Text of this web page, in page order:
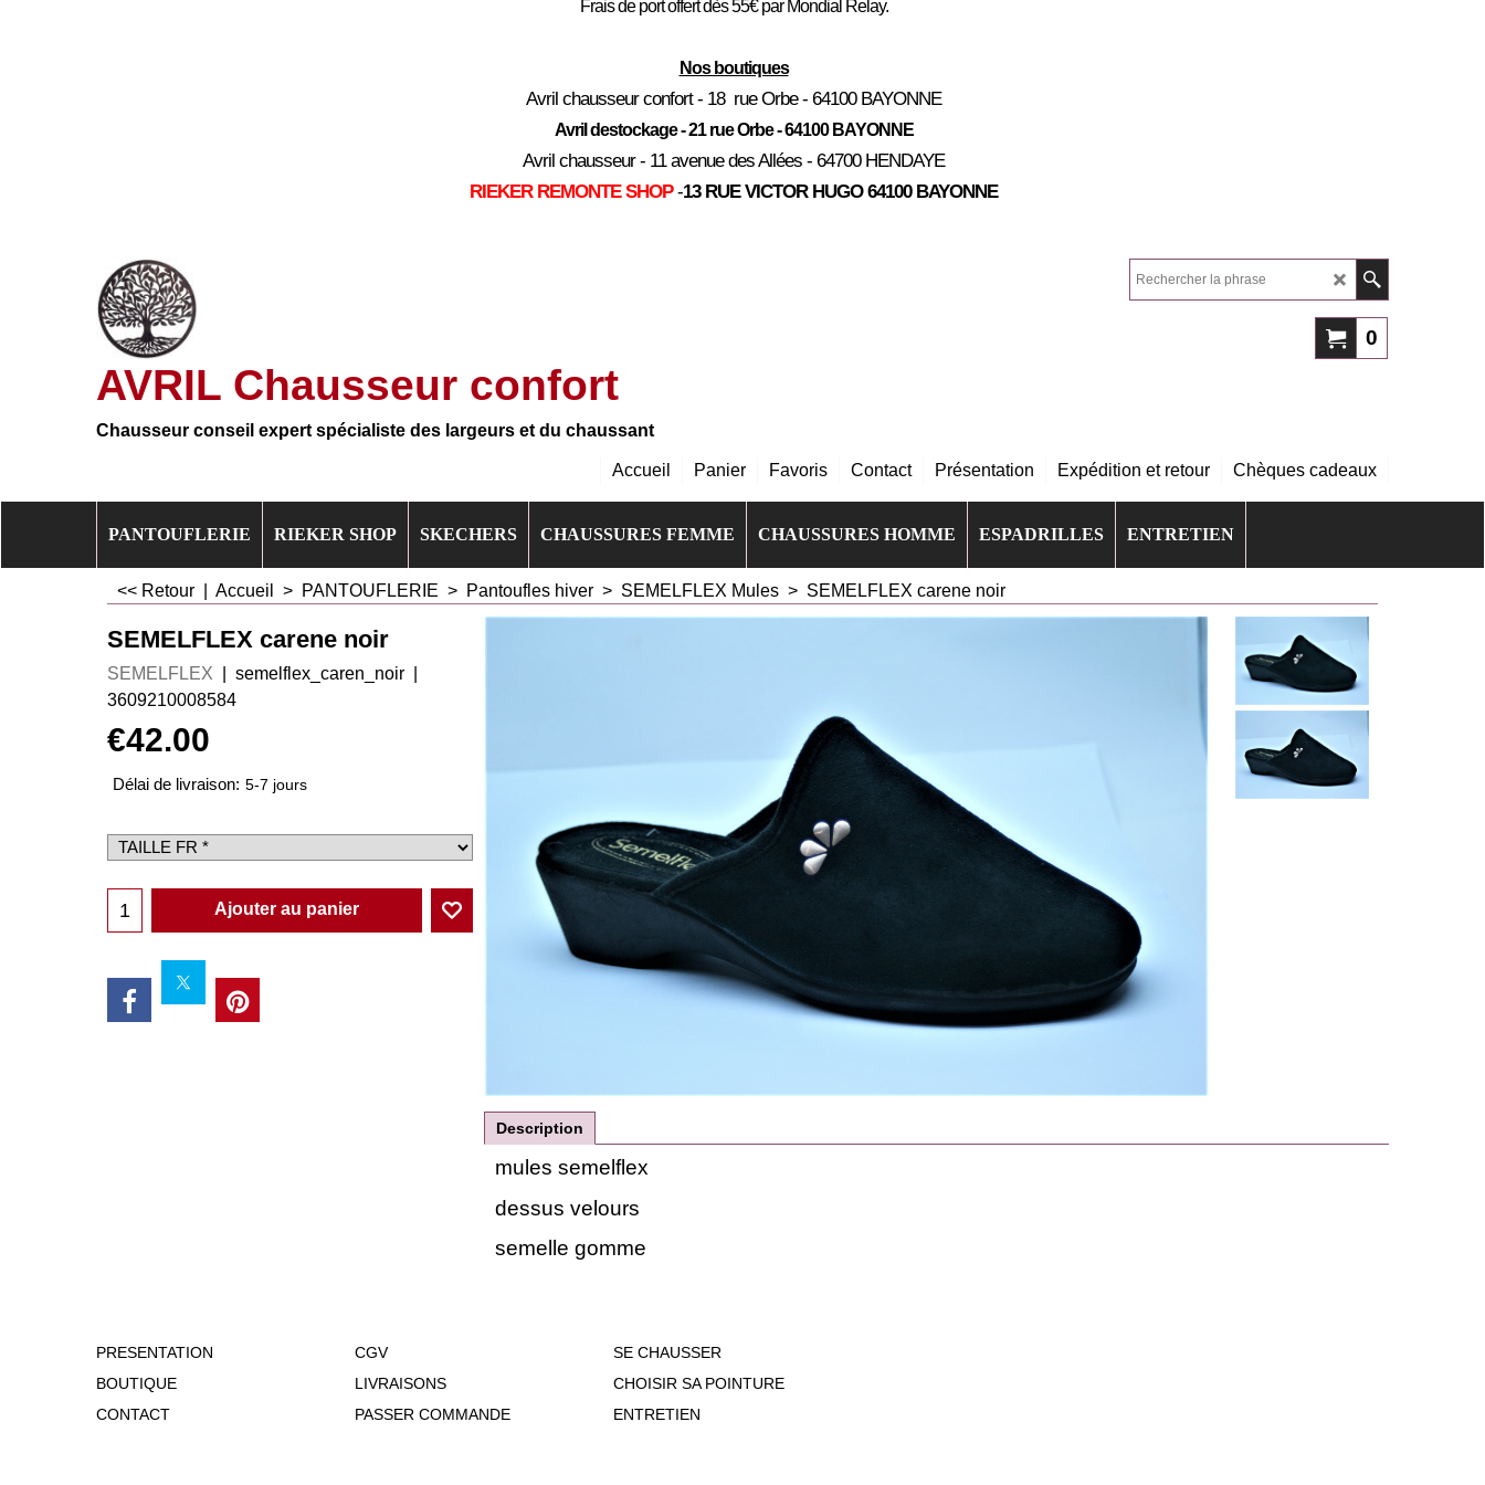
Frais de port offert dès 55€ par Mondial Relay.
Nos boutiques
Avril chausseur confort - 18 rue Orbe - 64100 BAYONNE
Avril destockage - 21 rue Orbe - 64100 BAYONNE
Avril chausseur - 11 avenue des Allées - 64700 HENDAYE
RIEKER REMONTE SHOP -13 RUE VICTOR HUGO 64100 BAYONNE
AVRIL Chausseur confort
Chausseur conseil expert spécialiste des largeurs et du chaussant
0
Accueil Panier Favoris Contact Présentation Expédition et retour Chèques cadeaux
PANTOUFLERIE RIEKER SHOP SKECHERS CHAUSSURES FEMME CHAUSSURES HOMME ESPADRILLES ENTRETIEN
<< Retour Accueil > PANTOUFLERIE > Pantoufles hiver > SEMELFLEX Mules > SEMELFLEX carene noir
SEMELFLEX carene noir
SEMELFLEX
semelflex_caren_noir
3609210008584
€42.00
Délai de livraison: 5-7 jours
Ajouter au panier
Description
mules semelflex
dessus velours
semelle gomme
PRESENTATION
BOUTIQUE
CONTACT
CGV
LIVRAISONS
PASSER COMMANDE
SE CHAUSSER
CHOISIR SA POINTURE
ENTRETIEN